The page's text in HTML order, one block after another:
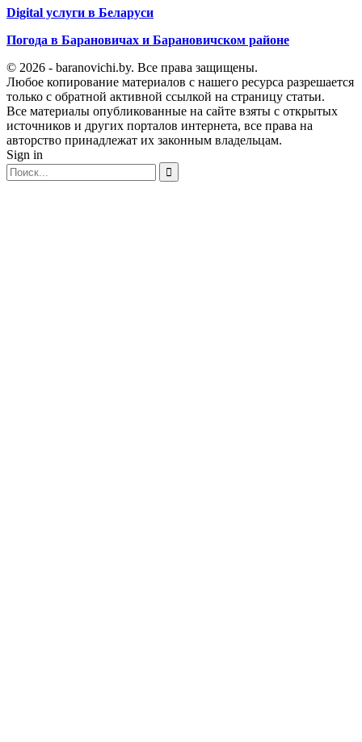
Digital услуги в Беларуси
Погода в Барановичах и Барановичском районе
© 2026 - baranovichi.by. Все права защищены.
Любое копирование материалов с нашего ресурса разрешается
только с обратной активной ссылкой на страницу статьи.
Все материалы опубликованные на сайте взяты с открытых
источников и других порталов интернета, все права на
авторство принадлежат их законным владельцам.
Sign in